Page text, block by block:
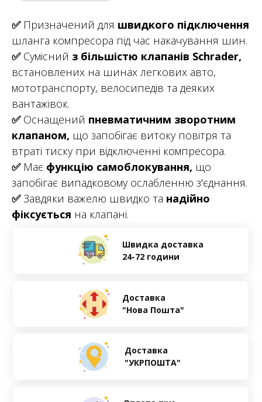
✅Призначений для швидкого підключення
шланга компресора під час накачування шин.
✅Сумісний з більшістю клапанів Schrader,
встановлених на шинах легкових авто,
мототранспорту, велосипедів та деяких
вантажівок.
✅Оснащений пневматичним зворотним
клапаном, що запобігає витоку повітря та
втраті тиску при відключенні компресора.
✅Має функцію самоблокування, що
запобігає випадковому ослабленню з'єднання.
✅Завдяки важелю швидко та надійно
фіксується на клапані.
Швидка доставка
24-72 години
Доставка
"Нова Пошта"
Доставка
"УКРПОШТА"